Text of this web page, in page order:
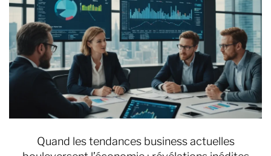
Quand les tendances business actuelles